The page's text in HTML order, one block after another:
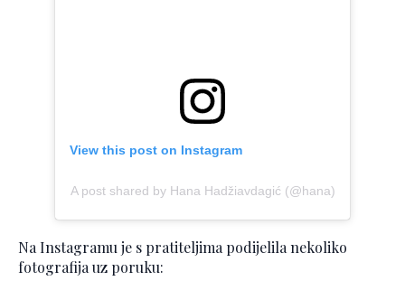
View this post on Instagram
A post shared by Hana Hadžiavdagić (@hana)
Na Instagramu je s pratiteljima podijelila nekoliko
fotografija uz poruku: